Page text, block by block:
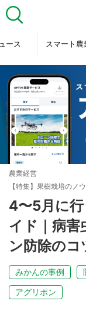
ース スマート農
農業経営
【特集】果樹栽培のノ
4〜5月に
イド｜病害
ン防除のコ
みかんの事例
アグリポン